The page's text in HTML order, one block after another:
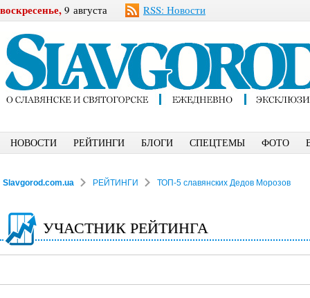
воскресенье, 9 августа RSS: Новости
НОВОСТИ РЕЙТИНГИ БЛОГИ СПЕЦТЕМЫ ФОТО
Slavgorod.com.ua РЕЙТИНГИ ТОП-5 славянских Дедов Морозов
УЧАСТНИК РЕЙТИНГА